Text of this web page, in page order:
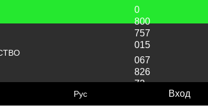
0
800
757
015
067
826
72
Рус Вход